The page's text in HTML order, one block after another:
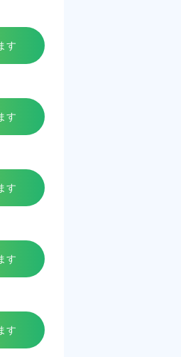
す
す
す
す
す